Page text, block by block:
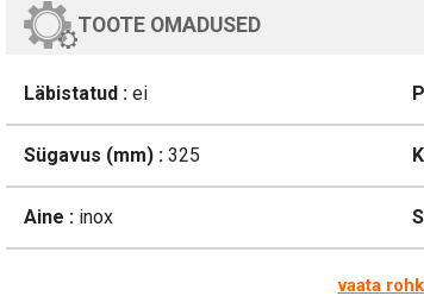
TOOTE OMADUSED
Läbistatud : ei
Sügavus (mm) : 325
Aine : inox
vaata